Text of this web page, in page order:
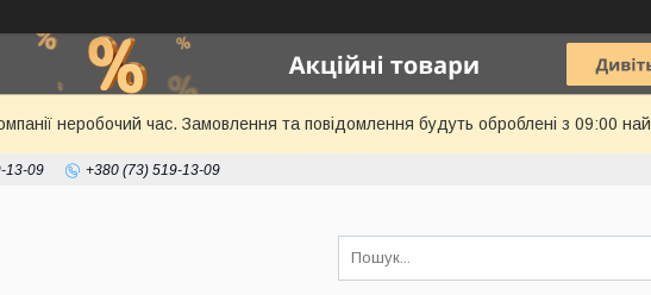
неробочий час. Замовлення та повідомлення будуть оброблені з 09:00
13-09 +380 (73) 519-13-09